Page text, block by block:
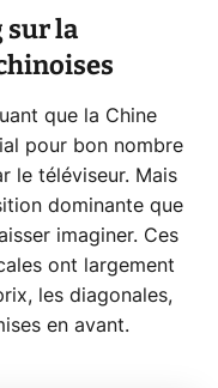
sur la
que la Chine
pour bon nombre
le téléviseur. Mais
dominante que
imaginer. Ces
ont largement
les diagonales,
en avant.